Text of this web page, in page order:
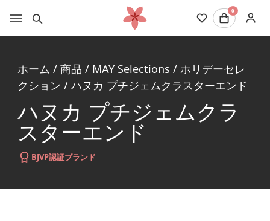
0
ホーム / 商品 / MAY Selections / ホリデーセレ
クション / ハヌカ プチジェムクラスターエンド
ハヌカ プチジェムクラ
スターエンド
BJVP認証ブランド